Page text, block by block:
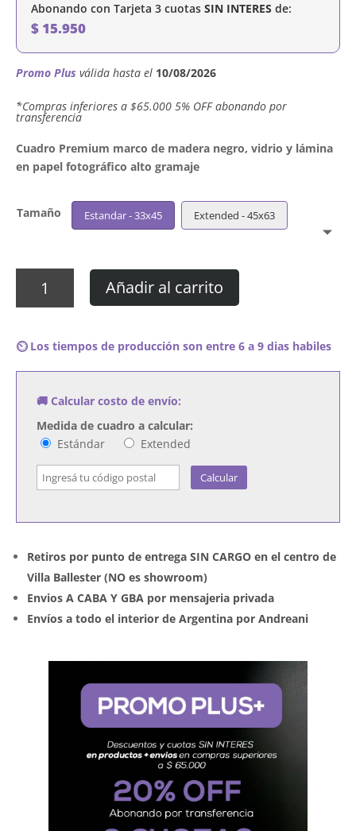
Abonando con Tarjeta 3 cuotas SIN INTERES de:
$ 15.950
Promo Plus válida hasta el 10/08/2026
´*Compras inferiores a $65.000 5% OFF abonando por
transferencia
Cuadro Premium marco de madera negro, vidrio y lámina
en papel fotográfico alto gramaje
Tamaño Estandar - 33x45 Extended - 45x63
We
Remember
Cooke
cantidad
Añadir al carrito
⏲️ Los tiempos de producción son entre 6 a 9 dias habiles
🚚 Calcular costo de envío:
Medida de cuadro a calcular:
Estándar
Extended
Calcular
Retiros por punto de entrega SIN CARGO en el centro de
Villa Ballester (NO es showroom)
Envios A CABA Y GBA por mensajeria privada
Envíos a todo el interior de Argentina por Andreani